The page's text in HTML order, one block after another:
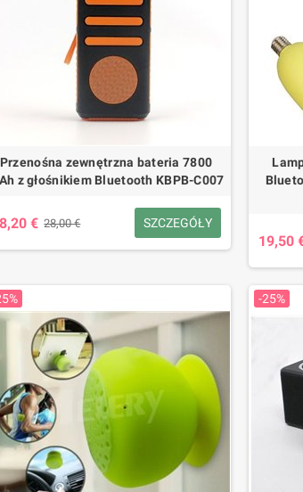
w stylu retro i Przenośna bateria
mAh All in One na Androida i
Przenośna zewnętrzna bateria 7800
z głośnikiem Bluetooth KBPB-C007
€ 28,00 € SZCZEGÓŁY
19,50
-25%